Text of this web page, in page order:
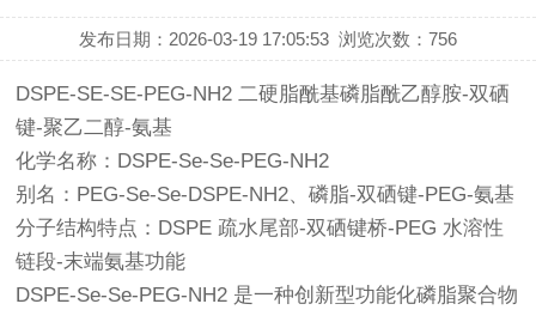
发布日期：2026-03-19 17:05:53 浏览次数：756
DSPE-SE-SE-PEG-NH2 二硬脂酰基磷脂酰乙醇胺-双硒
键-聚乙二醇-氨基
化学名称：DSPE-Se-Se-PEG-NH2
别名：PEG-Se-Se-DSPE-NH2、磷脂-双硒键-PEG-氨基
分子结构特点：DSPE 疏水尾部-双硒键桥-PEG 水溶性
链段-末端氨基功能
DSPE-Se-Se-PEG-NH2 是一种创新型功能化磷脂聚合物